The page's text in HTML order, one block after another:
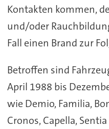
Kontakten kommen,
und/oder
Fall einen Brand zur
Betroffen sind
April 1988 bis
wie Demio, Familia,
Cronos, Capella,